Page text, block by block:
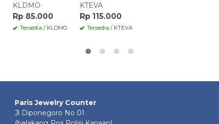
KLDMO
Rp 85.000
Tersedia / KLDMO
KTEVA
Rp 115.000
Tersedia / KTEVA
Paris Jewelry Counter
Jl Diponegoro No 01